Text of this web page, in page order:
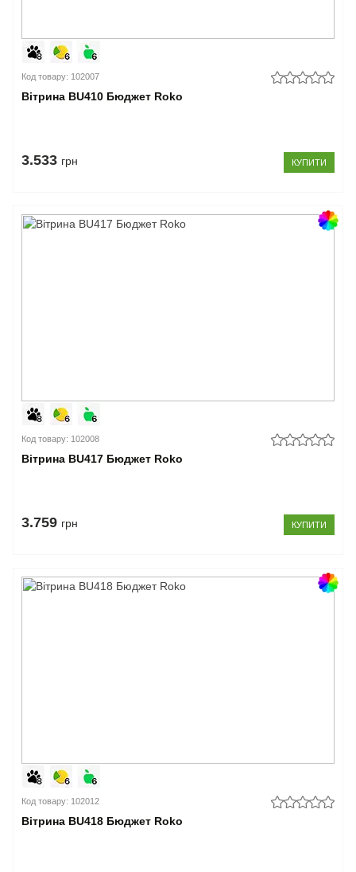
Код товару: 102007
Вітрина BU410 Бюджет Roko
3.533 грн КУПИТИ
Код товару: 102008
Вітрина BU417 Бюджет Roko
3.759 грн КУПИТИ
Код товару: 102012
Вітрина BU418 Бюджет Roko